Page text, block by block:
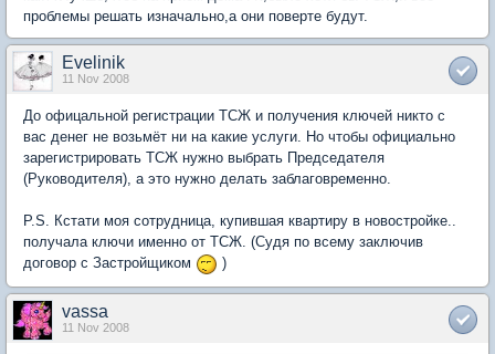
проблемы решать изначально,а они поверте будут.
Evelinik
11 Nov 2008
До офицальной регистрации ТСЖ и получения ключей никто с
вас денег не возьмёт ни на какие услуги. Но чтобы официально
зарегистрировать ТСЖ нужно выбрать Председателя
(Руководителя), а это нужно делать заблаговременно.
P.S. Кстати моя сотрудница, купившая квартиру в новостройке..
получала ключи именно от ТСЖ. (Судя по всему заключив
договор с Застройщиком
)
vassa
11 Nov 2008